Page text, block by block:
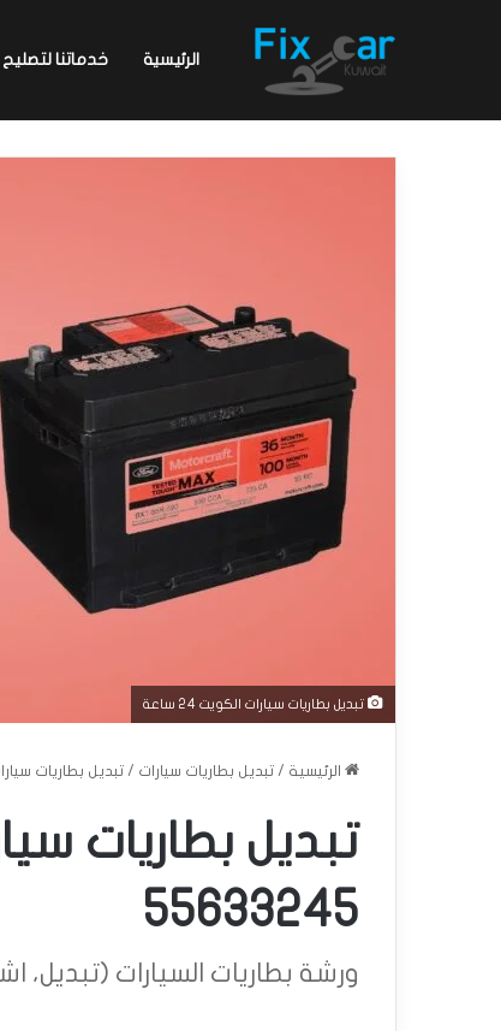
الرئيسية خدماتنا
تبديل بطاريات سيارات الكويت 24 ساعة
الرئيسية / تبديل بطاريات سيارات / تبديل بطاريات سيارات الدوحة
55633245
ورشة بطاريات السيارات (تبديل،